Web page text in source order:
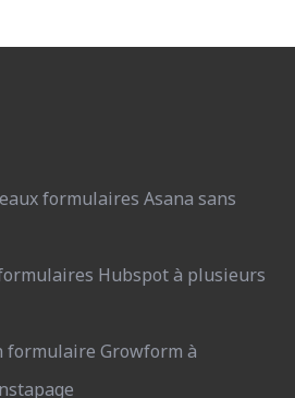
formulaires Asana sans
Hubspot à plusieurs
formulaire Growform à